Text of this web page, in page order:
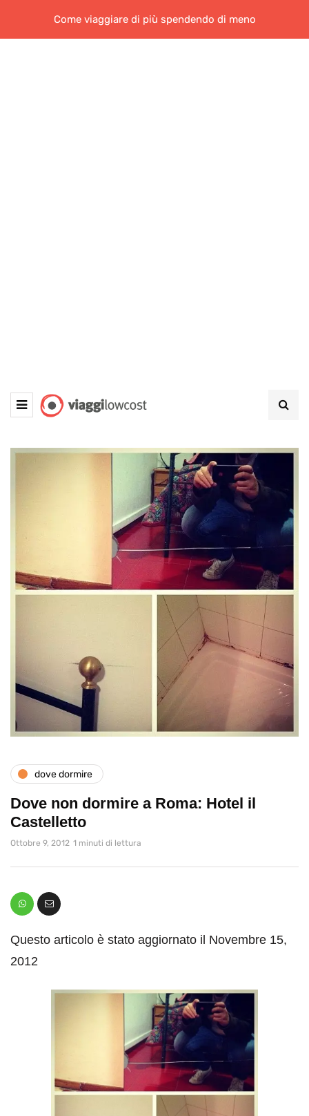
Come viaggiare di più spendendo di meno
dove dormire
Dove non dormire a Roma: Hotel il
Castelletto
Ottobre 9, 2012 1 minuti di lettura
Questo articolo è stato aggiornato il Novembre 15,
2012